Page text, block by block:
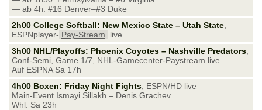
— ab 4h: #16 Denver–#3 Duke
2h00 College Softball: New Mexico State – Utah State
ESPNplayer- Pay-Stream
live
3h00 NHL/Playoffs: Phoenix Coyotes – Nashville Predators
Conf-Semi, Game 1/7, NHL-Gamecenter-Paystream live
Auf ESPNA Sa 17h
4h00 Boxen: Friday Night Fights , ESPN/HD live
Main-Event Ismayi Sillakh – Denis Grachev
Whl: Sa 23h